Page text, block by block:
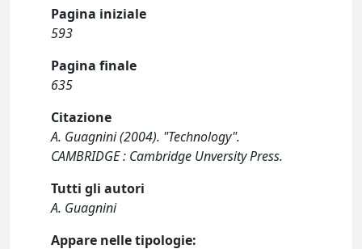
Pagina iniziale
593
Pagina finale
635
Citazione
A. Guagnini (2004). "Technology".
CAMBRIDGE : Cambridge Unversity Press.
Tutti gli autori
A. Guagnini
Appare nelle tipologie: